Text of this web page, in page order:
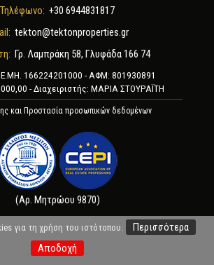
για τη χρήση του ιστότοπου.
Περισσότερα
Αποδοχή
Τηλέφωνο: +30 6944831817
tekton@tektonproperties.gr
Γρ. Λαμπράκη 58, Γλυφάδα 166 74
166224201000 - ΑΦΜ: 801930891
- Διαχειριστής: ΜΑΡΙΑ ΣΤΟΥΡΑΪΤΗ
και Προστασία προσωπικών δεδομένων
(Αρ. Μητρώου 9870)
2026 by TEKTON PROPERTIES
Fortunet Hellas|e-agents technology